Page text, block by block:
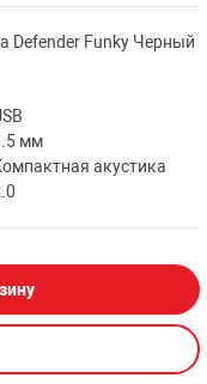
Defender Funky Черный
мм
акустика